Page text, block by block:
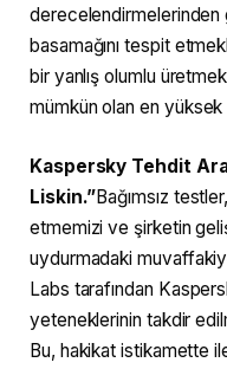
derecelendirmelerinden
basamağını tespit
bir yanlış olumlu
mümkün olan en yüksek
Kaspersky Tehdit
Liskin.”Bağımsız
etmemizi ve şirketin
uydurmadaki
Labs tarafından
yeteneklerinin takdir
Bu, hakikat istikamette